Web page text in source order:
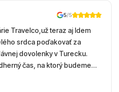
5/5
Travelco,už teraz aj Idem
srdca poďakovať za
dovolenky v Turecku.
čas, na ktorý budeme
​Všetko prebehlo
výberu zájazdu, cez